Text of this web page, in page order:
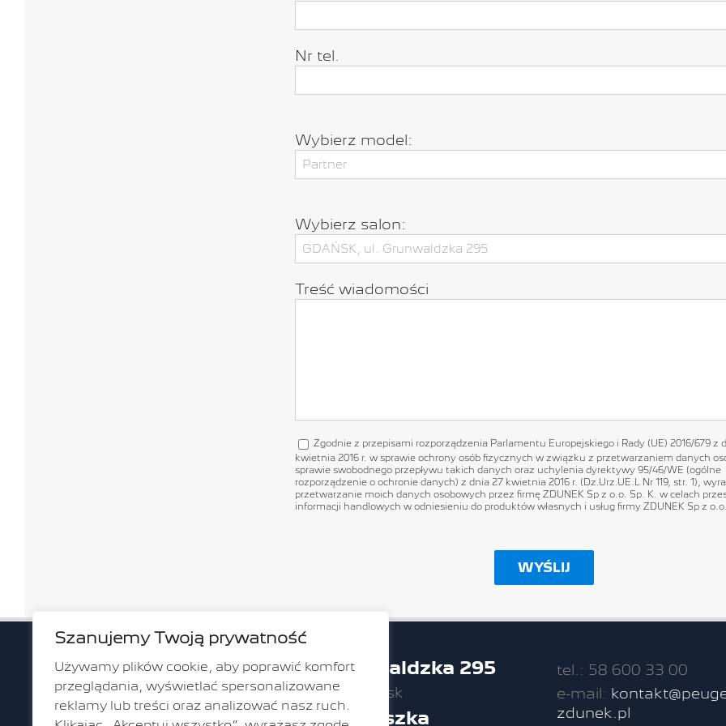
Szanujemy Twoją prywatność
Używamy plików cookie, aby poprawić komfort
przeglądania, wyświetlać spersonalizowane
reklamy lub treści oraz analizować nasz ruch.
Nr tel.
Wybierz model:
Wybierz salon:
Treść wiadomości
Zgodnie z przepisami rozporządzenia Parlamentu Europejskiego i Rady (UE) 2016/679 z
kwietnia 2016 r. w sprawie ochrony osób fizycznych w związku z przetwarzaniem danych
sprawie swobodnego przepływu takich danych oraz uchylenia dyrektywy 95/46/WE (ogólne
rozporządzenie o ochronie danych) z dnia 27 kwietnia 2016 r. (Dz.Urz.UE.L Nr 119, str. 1),
przetwarzanie moich danych osobowych przez firmę ZDUNEK Sp z o.o. Sp. K. w celach
informacji handlowych w odniesieniu do produktów własnych i usług firmy ZDUNEK Sp z
ul. Grunwaldzka 295
80-314 Gdańsk
ul. Franciszka
tel.: 58 600 33 00
e-mail:
zdunek.pl